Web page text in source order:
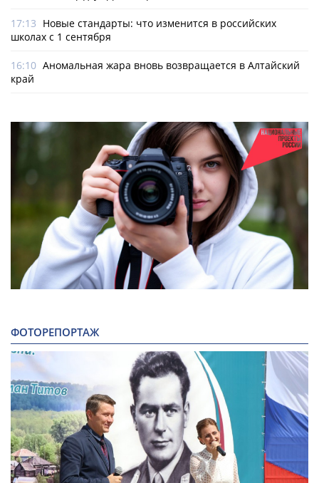
17:13 Новые стандарты: что изменится в российских
школах с 1 сентября
16:10 Аномальная жара вновь возвращается в Алтайский
край
ФОТОРЕПОРТАЖ